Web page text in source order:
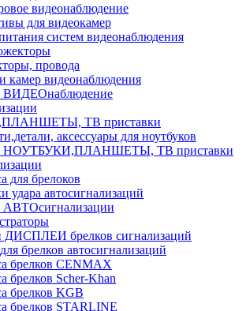
видеонаблюдение
для видеокамер
систем видеонаблюдения
провода
камер видеонаблюдения
ВИДЕОнаблюдение
ТВ приставки
аксессуары для ноутбуков
НОУТБУКИ,ПЛАНШЕТЫ, ТВ приставки
для брелоков
удара автосигнализаций
АВТОсигнализации
брелков сигнализаций
брелков автосигнализаций
брелков CENMAX
брелков Scher-Khan
брелков KGB
брелков STARLINE